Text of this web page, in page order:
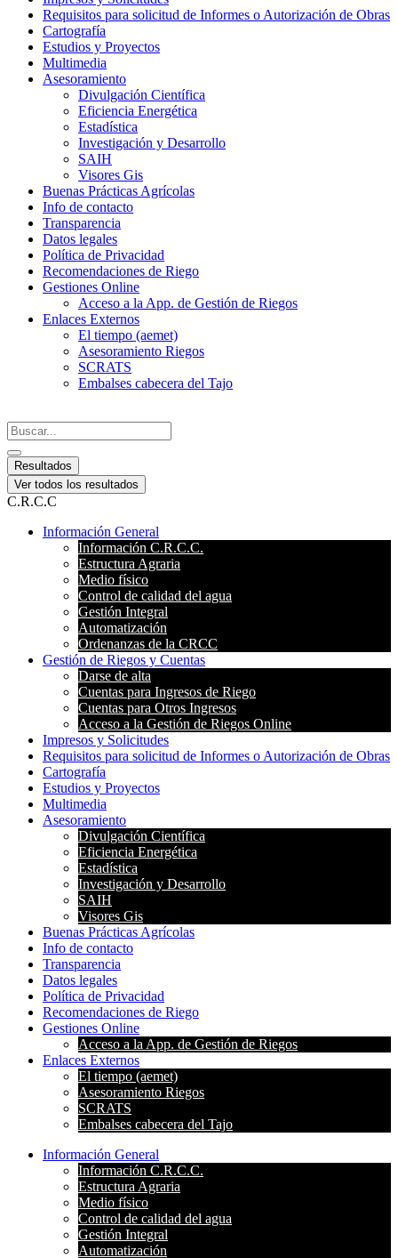
Requisitos para solicitud de Informes o Autorización de Obras
Cartografía
Estudios y Proyectos
Multimedia
Asesoramiento
Divulgación Científica
Eficiencia Energética
Estadística
Investigación y Desarrollo
SAIH
Visores Gis
Buenas Prácticas Agrícolas
Info de contacto
Transparencia
Datos legales
Política de Privacidad
Recomendaciones de Riego
Gestiones Online
Acceso a la App. de Gestión de Riegos
Enlaces Externos
El tiempo (aemet)
Asesoramiento Riegos
SCRATS
Embalses cabecera del Tajo
Search
...
Resultados
Ver todos los resultados
C.R.C.C
Información General
Información C.R.C.C.
Estructura Agraria
Medio físico
Control de calidad del agua
Gestión Integral
Automatización
Ordenanzas de la CRCC
Gestión de Riegos y Cuentas
Darse de alta
Cuentas para Ingresos de Riego
Cuentas para Otros Ingresos
Acceso a la Gestión de Riegos Online
Impresos y Solicitudes
Requisitos para solicitud de Informes o Autorización de Obras
Cartografía
Estudios y Proyectos
Multimedia
Asesoramiento
Divulgación Científica
Eficiencia Energética
Estadística
Investigación y Desarrollo
SAIH
Visores Gis
Buenas Prácticas Agrícolas
Info de contacto
Transparencia
Datos legales
Política de Privacidad
Recomendaciones de Riego
Gestiones Online
Acceso a la App. de Gestión de Riegos
Enlaces Externos
El tiempo (aemet)
Asesoramiento Riegos
SCRATS
Embalses cabecera del Tajo
Información General
Información C.R.C.C.
Estructura Agraria
Medio físico
Control de calidad del agua
Gestión Integral
Automatización